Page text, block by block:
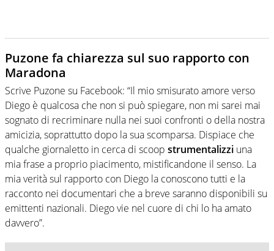
Puzone fa chiarezza sul suo rapporto con
Maradona
Scrive Puzone su Facebook: “Il mio smisurato amore verso
Diego è qualcosa che non si può spiegare, non mi sarei mai
sognato di recriminare nulla nei suoi confronti o della nostra
amicizia, soprattutto dopo la sua scomparsa. Dispiace che
qualche giornaletto in cerca di scoop strumentalizzi una
mia frase a proprio piacimento, mistificandone il senso. La
mia verità sul rapporto con Diego la conoscono tutti e la
racconto nei documentari che a breve saranno disponibili su
emittenti nazionali. Diego vie nel cuore di chi lo ha amato
davvero”.